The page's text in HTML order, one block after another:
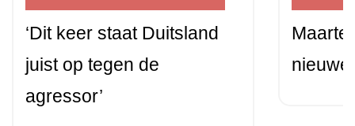
‘Dit keer staat Duitsland
juist op tegen de
agressor’
nieuwe